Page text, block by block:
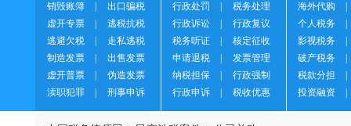
销毁账簿
出口骗税
虚开专票
逃税抗税
逃避欠税
走私逃税
制造发票
出售发票
虚开普票
伪造发票
渎职犯罪
刑事申诉
行政处罚
税务处理
行政诉讼
行政复议
税务听证
核定征收
申请退税
发票管理
纳税担保
行政强制
行政申诉
税收优惠
海外代购
个人税务
影视税务
破产税务
税款分担
投资融资